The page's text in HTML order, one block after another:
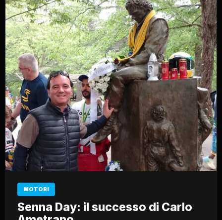
MOTORI
Senna Day: il successo di Carlo